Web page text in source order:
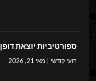
ספורטיביות יוצאת דופן
רועי קודשי מאי 21, 2026